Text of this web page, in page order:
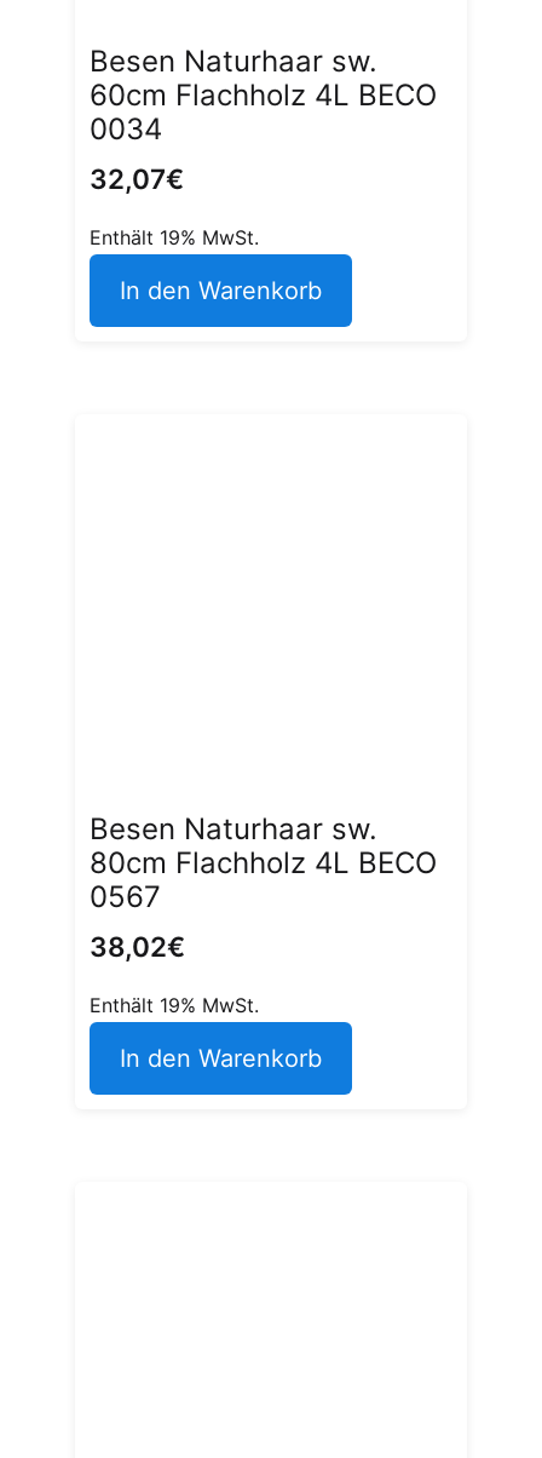
Besen Naturhaar sw.
60cm Flachholz 4L BECO
0034
32,07€
Enthält 19% MwSt.
In den Warenkorb
Besen Naturhaar sw.
80cm Flachholz 4L BECO
0567
38,02€
Enthält 19% MwSt.
In den Warenkorb